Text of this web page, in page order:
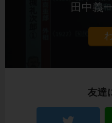
田中義
友達